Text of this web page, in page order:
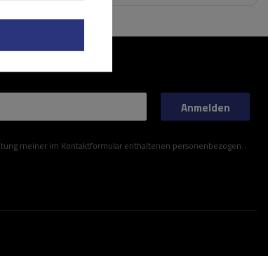
personenbezogenen Daten gemäß der Verordnung (EU) des Europäischen Parlaments und des Rates zu.
Anmelden